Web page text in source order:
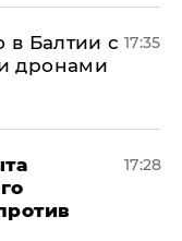
в Балтии с
дронами
17:35
17:28